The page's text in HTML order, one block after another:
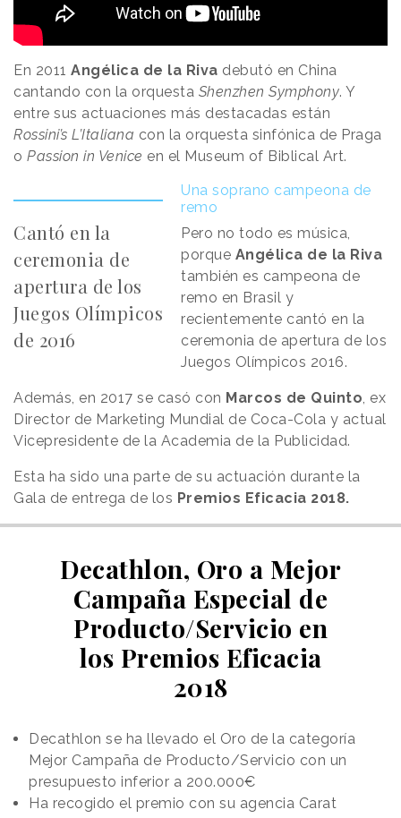
En 2011 Angélica de la Riva debutó en China
cantando con la orquesta Shenzhen Symphony. Y
entre sus actuaciones más destacadas están
Rossini’s L’Italiana con la orquesta sinfónica de Praga
o Passion in Venice en el Museum of Biblical Art.
Cantó en la
ceremonia de
apertura de los
Juegos Olímpicos
de 2016
Una soprano campeona de
remo
Pero no todo es música,
porque Angélica de la Riva
también es campeona de
remo en Brasil y
recientemente cantó en la
ceremonia de apertura de los
Juegos Olímpicos 2016.
Además, en 2017 se casó con Marcos de Quinto, ex
Director de Marketing Mundial de Coca-Cola y actual
Vicepresidente de la Academia de la Publicidad.
Esta ha sido una parte de su actuación durante la
Gala de entrega de los Premios Eficacia 2018.
Decathlon, Oro a Mejor
Campaña Especial de
Producto/Servicio en
los Premios Eficacia
2018
Decathlon se ha llevado el Oro de la categoría
Mejor Campaña de Producto/Servicio con un
presupuesto inferior a 200.000€
Ha recogido el premio con su agencia Carat